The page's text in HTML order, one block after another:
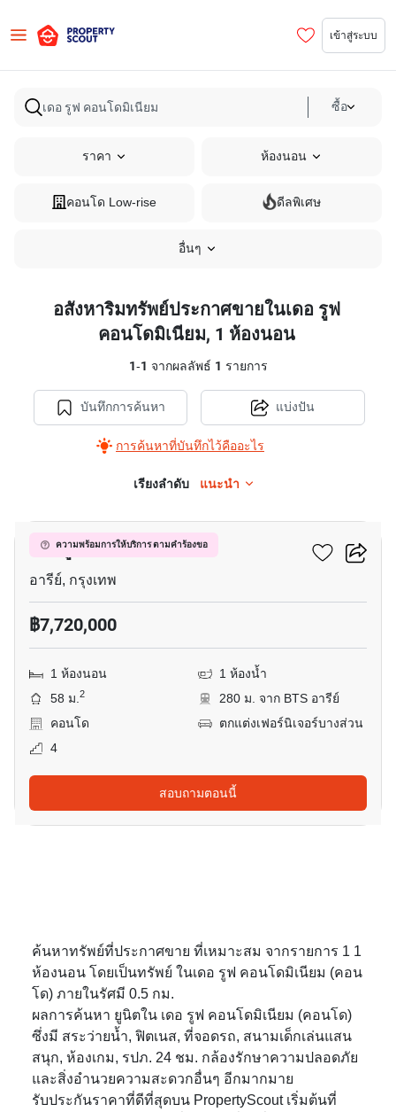
เข้าสู่ระบบ
ซื้อ
ราคา ห้องนอน
คอนโด Low-rise ดีลพิเศษ
อื่นๆ
อสังหาริมทรัพย์ประกาศขายในเดอ รูฟ
คอนโดมิเนียม, 1 ห้องนอน
1-1 จากผลลัพธ์ 1 รายการ
บันทึกการค้นหา
การค้นหาที่บันทึกไว้คืออะไร
แบ่งปัน
เรียงลำดับ แนะนำ
ความพร้อมการให้บริการ ตามคำร้องขอ
เดอ รูฟ คอนโดมิเนียม
อารีย์, กรุงเทพ
฿7,720,000
1 ห้องนอน
1 ห้องน้ำ
58 ม.2
280 ม. จาก BTS อารีย์
คอนโด
ตกแต่งเฟอร์นิเจอร์บางส่วน
4
สอบถามตอนนี้
ค้นหาทรัพย์ที่ประกาศขาย ที่เหมาะสม จากรายการ 1 1
ห้องนอน โดยเป็นทรัพย์ ในเดอ รูฟ คอนโดมิเนียม (คอน
โด) ภายในรัศมี 0.5 กม.
ผลการค้นหา ยูนิตใน เดอ รูฟ คอนโดมิเนียม (คอนโด)
ซึ่งมี สระว่ายน้ำ, ฟิตเนส, ที่จอดรถ, สนามเด็กเล่นแสน
สนุก, ห้องเกม, รปภ. 24 ชม. กล้องรักษาความปลอดภัย
และสิ่งอำนวยความสะดวกอื่นๆ อีกมากมาย
รับประกันราคาที่ดีที่สุดบน PropertyScout เริ่มต้นที่